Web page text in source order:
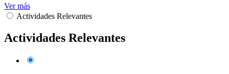
Ver más
Actividades Relevantes
Actividades Relevantes